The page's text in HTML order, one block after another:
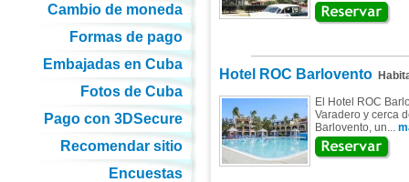
Hotel ROC Barlovento
El Hotel ROC
Varadero y cerca
Barlovento, un...
Cambio de moneda
Formas de pago
Embajadas en Cuba
Fotos de Cuba
Pago con 3DSecure
Recomendar sitio
Encuestas